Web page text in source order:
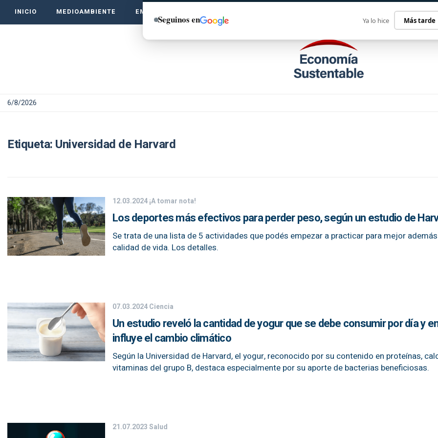
INICIO MEDIOAMBIENTE EMPRENDE VERDE
6/8/2026
Etiqueta: Universidad de Harvard
12.03.2024¡A tomar nota!
Los deportes más efectivos para perder peso, según un estudio de
Se trata de una lista de 5 actividades que podés empezar a practicar para mejor
calidad de vida. Los detalles.
07.03.2024Ciencia
Un estudio reveló la cantidad de yogur que se debe consumir por día y
influye el cambio climático
Según la Universidad de Harvard, el yogur, reconocido por su contenido en proteínas,
vitaminas del grupo B, destaca especialmente por su aporte de bacterias beneficiosas.
21.07.2023Salud
Seguinos en Ya lo hice Más tarde